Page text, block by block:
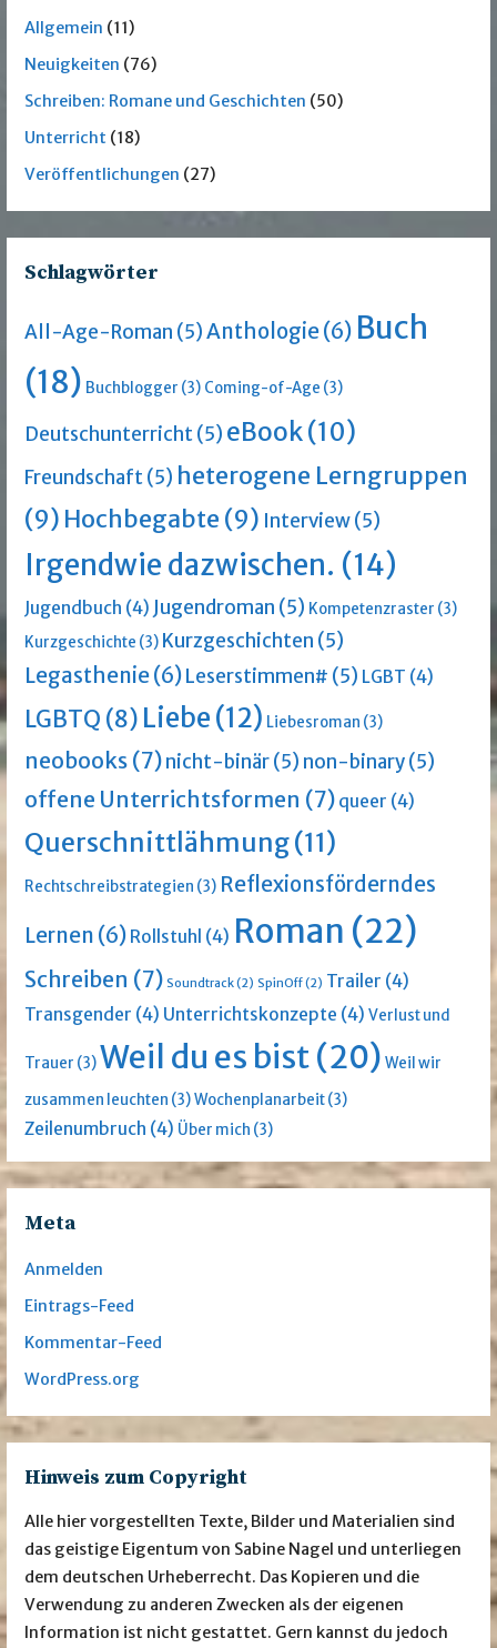
Allgemein (11)
Neuigkeiten (76)
Schreiben: Romane und Geschichten (50)
Unterricht (18)
Veröffentlichungen (27)
Schlagwörter
All-Age-Roman (5)Anthologie(6) Buch
(18) Buchblogger (3) Coming-of-Age (3)
Deutschunterricht(5) eBook(10)
Freundschaft(5) heterogene Lerngruppen
(9) Hochbegabte (9) Interview(5)
Irgendwie dazwischen. (14)
Jugendbuch (4) Jugendroman (5) Kompetenzraster (3)
Kurzgeschichte (3) Kurzgeschichten (5)
Legasthenie(6)Leserstimmen# (5) LGBT (4)
LGBTQ (8) Liebe(12) Liebesroman (3)
neobooks (7)nicht-binär(5) non-binary(5)
offene Unterrichtsformen (7) queer (4)
Querschnittlähmung(11)
Rechtschreibstrategien (3) Reflexionsförderndes
Lernen (6) Rollstuhl (4) Roman (22)
Schreiben (7) Soundtrack(2) SpinOff(2) Trailer (4)
Transgender (4) Unterrichtskonzepte (4) Verlust und
Trauer (3)Weil du es bist(20) Weil wir
zusammen leuchten (3)Wochenplanarbeit(3)
Zeilenumbruch (4) Über mich (3)
Meta
Anmelden
Eintrags-Feed
Kommentar-Feed
WordPress.org
Hinweis zum Copyright
Alle hier vorgestellten Texte, Bilder und Materialien sind
das geistige Eigentum von Sabine Nagel und unterliegen
dem deutschen Urheberrecht. Das Kopieren und die
Verwendung zu anderen Zwecken als der eigenen
Information ist nicht gestattet. Gern kannst du jedoch